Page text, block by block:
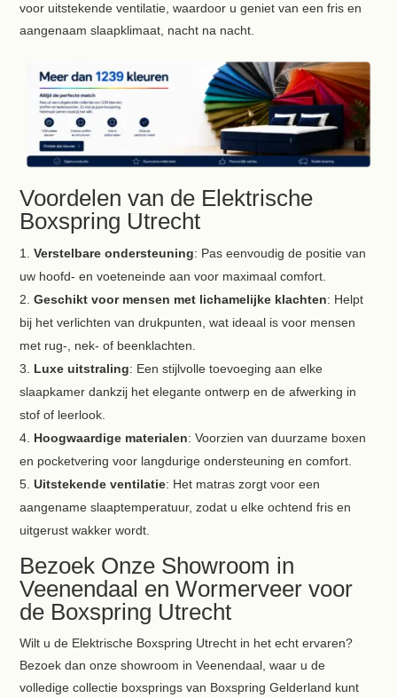
voor uitstekende ventilatie, waardoor u geniet van een fris en
aangenaam slaapklimaat, nacht na nacht.
Voordelen van de Elektrische
Boxspring Utrecht
Verstelbare ondersteuning: Pas eenvoudig de positie van
uw hoofd- en voeteneinde aan voor maximaal comfort.
Geschikt voor mensen met lichamelijke klachten: Helpt
bij het verlichten van drukpunten, wat ideaal is voor mensen
met rug-, nek- of beenklachten.
Luxe uitstraling: Een stijlvolle toevoeging aan elke
slaapkamer dankzij het elegante ontwerp en de afwerking in
stof of leerlook.
Hoogwaardige materialen: Voorzien van duurzame boxen
en pocketvering voor langdurige ondersteuning en comfort.
Uitstekende ventilatie: Het matras zorgt voor een
aangename slaaptemperatuur, zodat u elke ochtend fris en
uitgerust wakker wordt.
Bezoek Onze Showroom in
Veenendaal en Wormerveer voor
de Boxspring Utrecht
Wilt u de Elektrische Boxspring Utrecht in het echt ervaren?
Bezoek dan onze showroom in Veenendaal, waar u de
volledige collectie boxsprings van Boxspring Gelderland kunt